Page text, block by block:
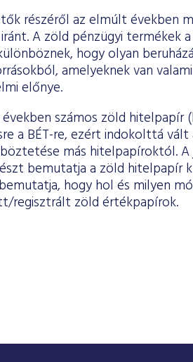
részéről az elmúlt években
A zöld pénzügyi termékek
hogy olyan
amelyeknek van
előnye.
számos zöld hitelpapír
a BÉT-re, ezért indokolttá
más hitelpapíroktól.
bemutatja a zöld hitelpapír
hogy hol és milyen
regisztrált zöld értékpapírok.